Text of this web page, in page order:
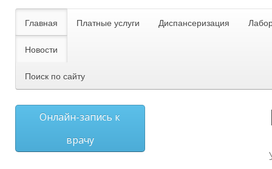
Главная Платные услуги Диспансеризация
Новости
Поиск по сайту
Онлайн-запись к
врачу